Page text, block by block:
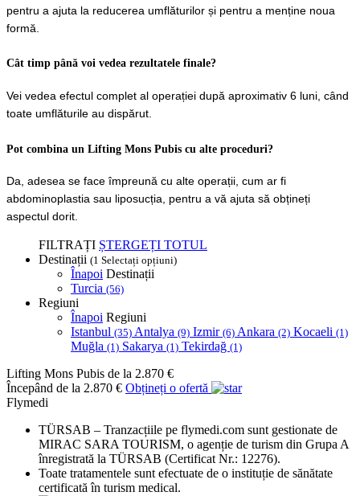
pentru a ajuta la reducerea umflăturilor și pentru a menține noua
formă.
Cât timp până voi vedea rezultatele finale?
Vei vedea efectul complet al operației după aproximativ 6 luni, când
toate umflăturile au dispărut.
Pot combina un Lifting Mons Pubis cu alte proceduri?
Da, adesea se face împreună cu alte operații, cum ar fi
abdominoplastia sau liposucția, pentru a vă ajuta să obțineți
aspectul dorit.
FILTRAȚI ȘTERGEȚI TOTUL
Destinații (1 Selectați opțiuni)
Înapoi Destinații
Turcia (56)
Regiuni
Înapoi Regiuni
Istanbul (35) Antalya (9) Izmir (6) Ankara (2) Kocaeli (1)
Muğla (1) Sakarya (1) Tekirdağ (1)
Lifting Mons Pubis de la 2.870 €
Începând de la 2.870 € Obțineți o ofertă
Flymedi
TÜRSAB – Tranzacțiile pe flymedi.com sunt gestionate de
MIRAC SARA TOURISM, o agenție de turism din Grupa A
înregistrată la TÜRSAB (Certificat Nr.: 12276).
Toate tratamentele sunt efectuate de o instituție de sănătate
certificată în turism medical.